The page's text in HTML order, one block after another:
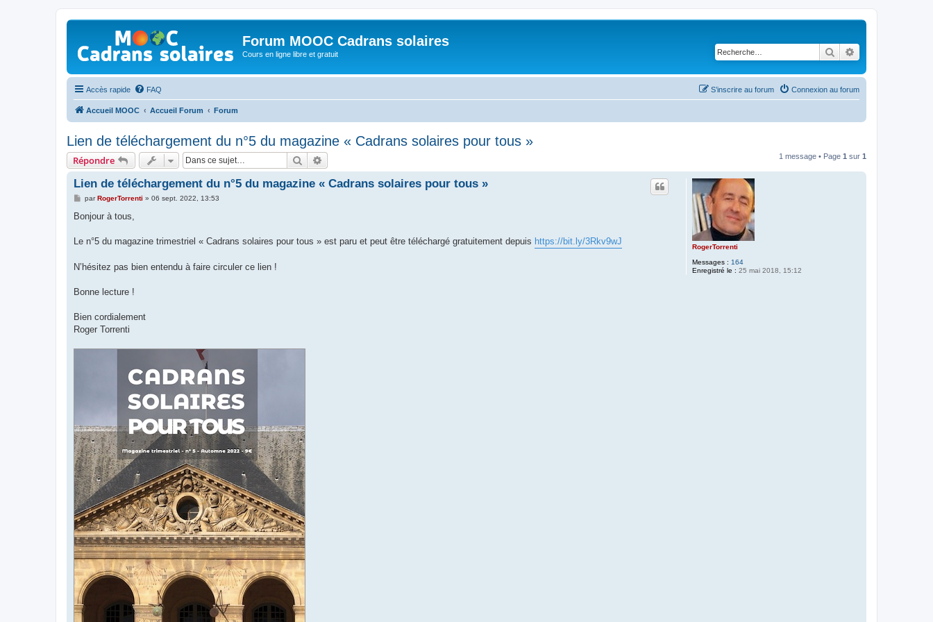
Forum MOOC Cadrans solaires
Cours en ligne libre et gratuit Rechercher
Accès rapide FAQ Connexion au forum
S’inscrire au forum
Accueil MOOC Accueil Forum Forum
Lien de téléchargement du n°5 du magazine « Cadrans solaires pour tous »
Répondre Rechercher 1 message • Page 1 sur 1
RogerTorrenti
Messages : 164
Enregistré le : 25 mai 2018, 15:12
Lien de téléchargement du n°5 du magazine « Cadrans solaires pour tous »
M
s
g
parRogerTorrenti » 06 sept. 2022, 13:53
Bonjour à tous,
Le n°5 du magazine trimestriel « Cadrans solaires pour tous » est paru et peut être téléchargé gratuitement depuis https://bit.ly/3Rkv9wJ
N’hésitez pas bien entendu à faire circuler ce lien !
Bonne lecture !
Bien cordialement
Roger Torrenti